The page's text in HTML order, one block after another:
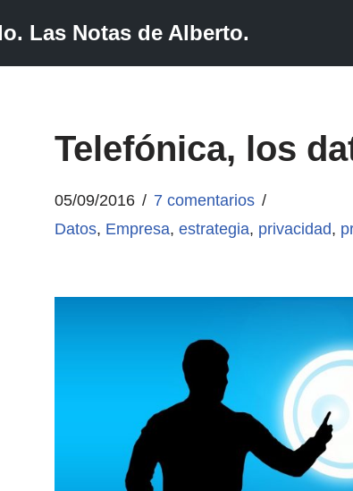
Las Notas de Alberto.
Telefónica, los
05/09/2016
7 comentarios
Datos, Empresa,estrategia, privacidad,